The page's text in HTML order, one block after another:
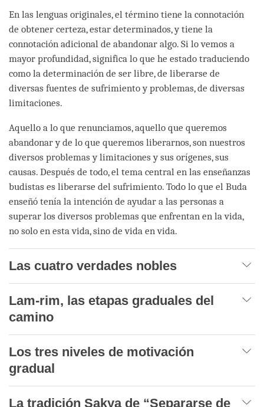
En las lenguas originales, el término tiene la connotación
de obtener certeza, estar determinados, y tiene la
connotación adicional de abandonar algo. Si lo vemos a
mayor profundidad, significa lo que he estado traduciendo
como la determinación de ser libre, de liberarse de
diversas fuentes de sufrimiento y problemas, de diversas
limitaciones.
Aquello a lo que renunciamos, aquello que queremos
abandonar y de lo que queremos liberarnos, son nuestros
diversos problemas y limitaciones y sus orígenes, sus
causas. Después de todo, el tema central en las enseñanzas
budistas es liberarse del sufrimiento. Todo lo que el Buda
enseñó tenía la intención de ayudar a las personas a
superar los diversos problemas que enfrentan en la vida,
no solo en esta vida, sino de vida en vida.
Las cuatro verdades nobles
Lam-rim, las etapas graduales del
camino
Los tres niveles de motivación
gradual
La tradición Sakya de “Separarse de